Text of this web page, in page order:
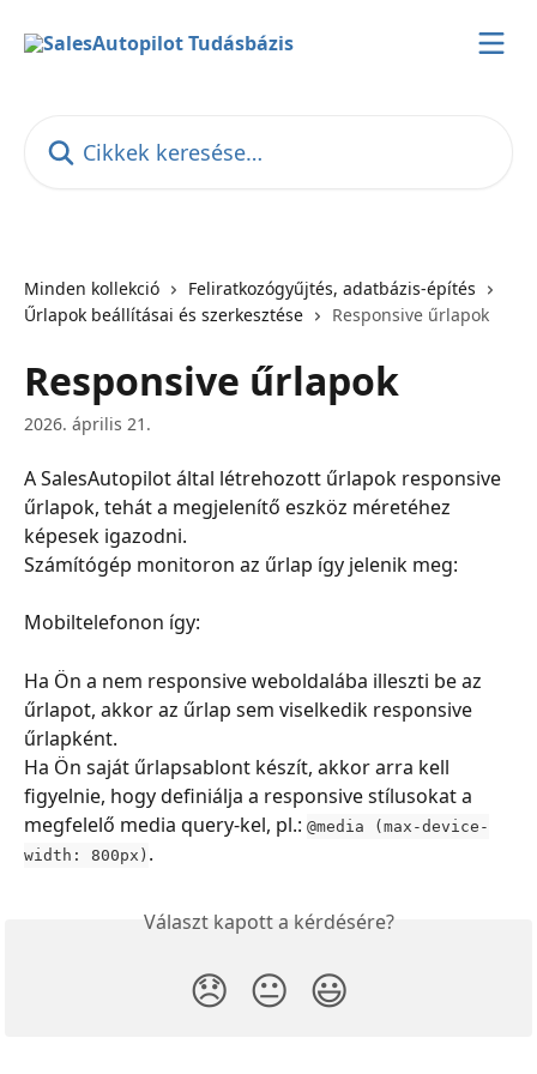
Minden kollekció
Feliratkozógyűjtés, adatbázis-építés
Űrlapok beállításai és szerkesztése
Responsive űrlapok
Responsive űrlapok
2026. április 21.
A SalesAutopilot által létrehozott űrlapok responsive
űrlapok, tehát a megjelenítő eszköz méretéhez
képesek igazodni.
Számítógép monitoron az űrlap így jelenik meg:
Mobiltelefonon így:
Ha Ön a nem responsive weboldalába illeszti be az
űrlapot, akkor az űrlap sem viselkedik responsive
űrlapként.
Ha Ön saját űrlapsablont készít, akkor arra kell
figyelnie, hogy definiálja a responsive stílusokat a
megfelelő media query-kel, pl.: @media (max-device-
width: 800px) .
Választ kapott a kérdésére?
😞 😐 😃